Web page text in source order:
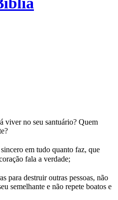
viver no seu santuário? Quem
em tudo quanto faz, que
fala a verdade;
para destruir outras pessoas, não
semelhante e não repete boatos e